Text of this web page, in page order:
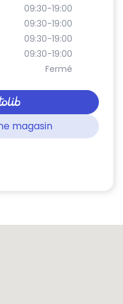
09:30-19:00
09:30-19:00
09:30-19:00
09:30-19:00
Fermé
magasin